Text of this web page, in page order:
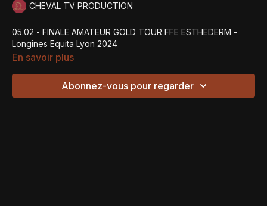
CHEVAL TV PRODUCTION
05.02 - FINALE AMATEUR GOLD TOUR FFE ESTHEDERM -
Longines Equita Lyon 2024
En savoir plus
Abonnez-vous pour regarder